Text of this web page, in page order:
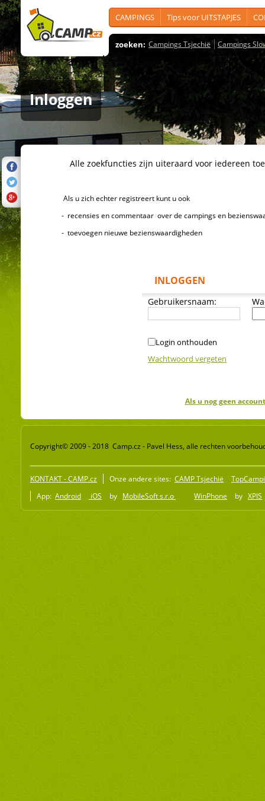
CAMPINGS Tips voor UITSTAPJES
zoeken: Campings Tsjechië Campings
Inloggen
Alle zoekfuncties zijn uiteraard voor iedereen
Als u zich echter registreert kunt u ook
- recensies en commentaar over de campings en
- toevoegen nieuwe bezienswaardigheden
INLOGGEN
Gebruikersnaam:
Login onthouden
Wachtwoord vergeten
Als u nog geen
Copyright© 2009 - 2018 Camp.cz - Pavel Hess, alle rechten
KONTAKT - CAMP.cz Onze andere sites: CAMP Tsjechië
App: Android iOS by MobileSoft s.r.o WinPhone by XPIS